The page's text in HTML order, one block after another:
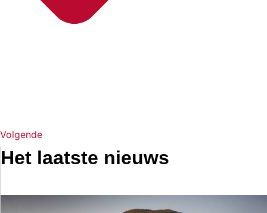
Volgende
Het laatste nieuws